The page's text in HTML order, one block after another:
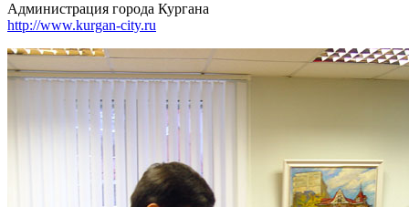
Администрация города Кургана
http://www.kurgan-city.ru